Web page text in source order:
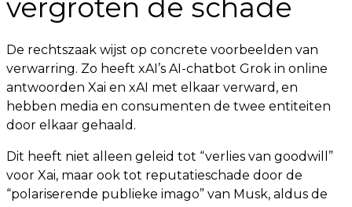
vergroten de schade
De rechtszaak wijst op concrete voorbeelden van
verwarring. Zo heeft xAI’s AI-chatbot Grok in online
antwoorden Xai en xAI met elkaar verward, en
hebben media en consumenten de twee entiteiten
door elkaar gehaald.
Dit heeft niet alleen geleid tot “verlies van goodwill”
voor Xai, maar ook tot reputatieschade door de
“polariserende publieke imago” van Musk, aldus de